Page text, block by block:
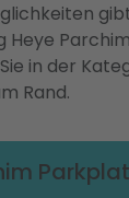
Heye
in der
Rand.